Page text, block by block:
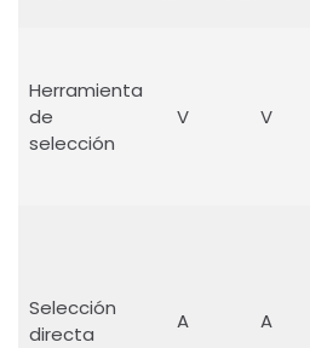
Herramienta
de
selección
V V
Selección
directa
A A